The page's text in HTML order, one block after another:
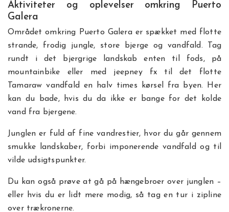
Aktiviteter og oplevelser omkring Puerto
Galera
Området omkring Puerto Galera er spækket med flotte
strande, frodig jungle, store bjerge og vandfald. Tag
rundt i det bjergrige landskab enten til fods, på
mountainbike eller med jeepney fx til det flotte
Tamaraw vandfald en halv times kørsel fra byen. Her
kan du bade, hvis du da ikke er bange for det kolde
vand fra bjergene.
Junglen er fuld af fine vandrestier, hvor du går gennem
smukke landskaber, forbi imponerende vandfald og til
vilde udsigtspunkter.
Du kan også prøve at gå på hængebroer over junglen –
eller hvis du er lidt mere modig, så tag en tur i zipline
over trækronerne.